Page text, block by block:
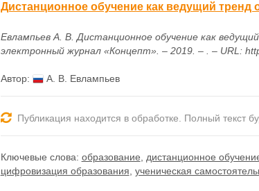
Дистанционное обучение как ведущий тренд
Евлампьев А. В. Дистанционное обучение как
электронный журнал «Концепт». – 2019. – . – URL:
Автор: А. В. Евлампьев
Публикация находится в обработке. Полный текст
Ключевые слова: образование, дистанционное
цифровизация образования, ученическая